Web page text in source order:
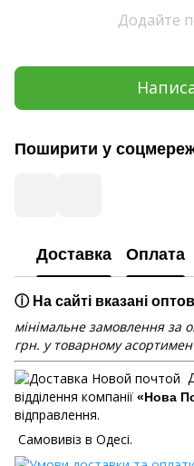
Додайте
Поширити у
Доставка Оплата
ⓘ На сайті вказані
мінімальне замовлення за
грн. у товарному
відділення компанії «Нова
відправлення.
Самовивіз в Одесі.